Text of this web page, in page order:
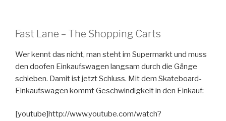
Fast Lane – The Shopping Carts
Wer kennt das nicht, man steht im Supermarkt und muss
den doofen Einkaufswagen langsam durch die Gänge
schieben. Damit ist jetzt Schluss. Mit dem Skateboard-
Einkaufswagen kommt Geschwindigkeit in den Einkauf:
[youtube]http://www.youtube.com/watch?